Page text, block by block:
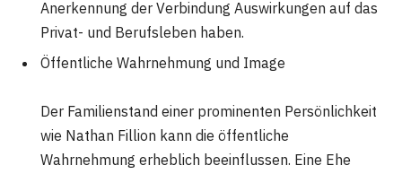
Anerkennung der Verbindung Auswirkungen auf das
Privat- und Berufsleben haben.
Öffentliche Wahrnehmung und Image
Der Familienstand einer prominenten Persönlichkeit
wie Nathan Fillion kann die öffentliche
Wahrnehmung erheblich beeinflussen. Eine Ehe